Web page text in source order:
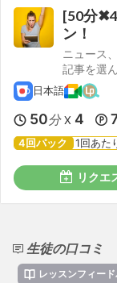
[50分
ン！
ニュース
記事を選
日本語
50分 X 4
4回パック 1回あた
リクエ
生徒の口コミ
レッスンフィー